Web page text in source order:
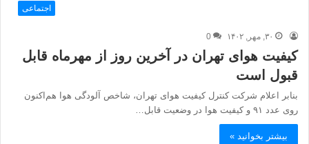
اجتماعی
۳۰, مهر, ۱۴۰۲ 0
کیفیت هوای تهران در آخرین روز از مهرماه قابل
قبول است
بنابر اعلام شرکت کنترل کیفیت هوای تهران، شاخص آلودگی هوا هم‌اکنون
روی عدد ۹۱ و کیفیت هوا در وضعیت قابل…
بیشتر بخوانید »